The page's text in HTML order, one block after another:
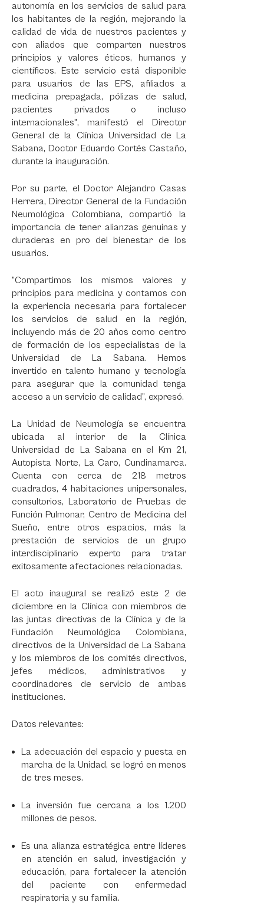
autonomía en los servicios de salud para
los habitantes de la región, mejorando la
calidad de vida de nuestros pacientes y
con aliados que comparten nuestros
principios y valores éticos, humanos y
científicos. Este servicio está disponible
para usuarios de las EPS, afiliados a
medicina prepagada, pólizas de salud,
pacientes privados o incluso
internacionales", manifestó el Director
General de la Clínica Universidad de La
Sabana, Doctor Eduardo Cortés Castaño,
durante la inauguración.
Por su parte, el Doctor Alejandro Casas
Herrera, Director General de la Fundación
Neumológica Colombiana, compartió la
importancia de tener alianzas genuinas y
duraderas en pro del bienestar de los
usuarios.
“Compartimos los mismos valores y
principios para medicina y contamos con
la experiencia necesaria para fortalecer
los servicios de salud en la región,
incluyendo más de 20 años como centro
de formación de los especialistas de la
Universidad de La Sabana. Hemos
invertido en talento humano y tecnología
para asegurar que la comunidad tenga
acceso a un servicio de calidad”, expresó.
La Unidad de Neumología se encuentra
ubicada al interior de la Clínica
Universidad de La Sabana en el Km 21,
Autopista Norte, La Caro, Cundinamarca.
Cuenta con cerca de 218 metros
cuadrados, 4 habitaciones unipersonales,
consultorios, Laboratorio de Pruebas de
Función Pulmonar, Centro de Medicina del
Sueño, entre otros espacios, más la
prestación de servicios de un grupo
interdisciplinario experto para tratar
exitosamente afectaciones relacionadas.
El acto inaugural se realizó este 2 de
diciembre en la Clínica con miembros de
las juntas directivas de la Clínica y de la
Fundación Neumológica Colombiana,
directivos de la Universidad de La Sabana
y los miembros de los comités directivos,
jefes médicos, administrativos y
coordinadores de servicio de ambas
instituciones.
Datos relevantes:
La adecuación del espacio y puesta en
marcha de la Unidad, se logró en menos
de tres meses.
La inversión fue cercana a los 1.200
millones de pesos.
Es una alianza estratégica entre líderes
en atención en salud, investigación y
educación, para fortalecer la atención
del paciente con enfermedad
respiratoria y su familia.